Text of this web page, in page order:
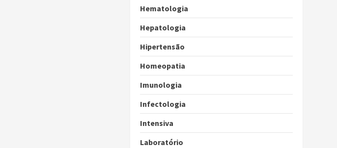
Hematologia
Hepatologia
Hipertensão
Homeopatia
Imunologia
Infectologia
Intensiva
Laboratório